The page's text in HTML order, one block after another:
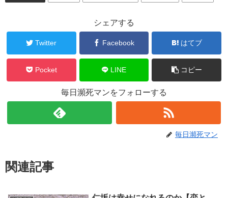
シェアする
Twitter Facebook はてブ
Pocket LINE コピー
毎日瀕死マンをフォローする
毎日瀕死マン
関連記事